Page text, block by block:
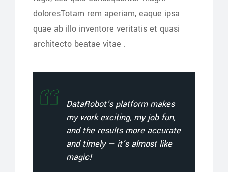
doloresTotam rem aperiam, eaque ipsa
quae ab illo inventore veritatis et quasi
architecto beatae vitae .
DataRobot’s platform makes
my work exciting, my job fun,
and the results more accurate
and timely — it’s almost like
magic!